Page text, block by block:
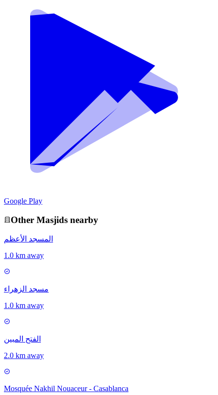
Google Play
Other Masjids nearby
المسجد الأعظم
1.0 km away
مسجد الزهراء
1.0 km away
الفتح المبين
2.0 km away
Mosquée Nakhil Nouaceur - Casablanca